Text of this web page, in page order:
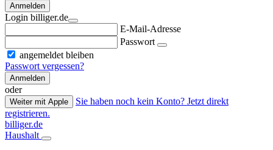
Anmelden
Login billiger.de
E-Mail-Adresse
Passwort
angemeldet bleiben
Passwort vergessen?
Anmelden
oder
Weiter mit Apple
Sie haben noch kein Konto? Jetzt direkt
registrieren.
billiger.de
Haushalt